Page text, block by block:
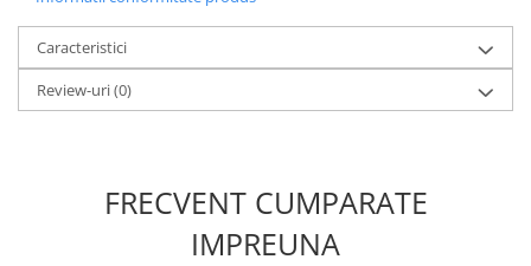
Caracteristici
Review-uri(0)
FRECVENT CUMPARATE
IMPREUNA